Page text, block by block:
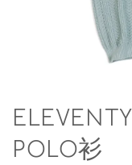
POLO衫